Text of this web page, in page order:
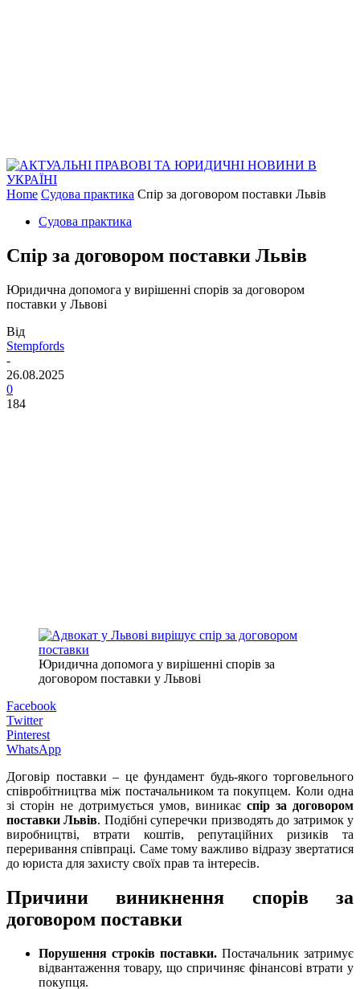
Home Судова практика Спір за договором поставки Львів
Судова практика
Спір за договором поставки Львів
Юридична допомога у вирішенні спорів за договором
поставки у Львові
Від
Stempfords
-
26.08.2025
0
184
Юридична допомога у вирішенні спорів за
договором поставки у Львові
Facebook
Twitter
Pinterest
WhatsApp
Договір поставки – це фундамент будь-якого торговельного
співробітництва між постачальником та покупцем. Коли одна
зі сторін не дотримується умов, виникає спір за договором
поставки Львів. Подібні суперечки призводять до затримок у
виробництві, втрати коштів, репутаційних ризиків та
переривання співпраці. Саме тому важливо відразу звертатися
до юриста для захисту своїх прав та інтересів.
Причини виникнення спорів за
договором поставки
Порушення строків поставки. Постачальник затримує
відвантаження товару, що спричиняє фінансові втрати у
покупця.